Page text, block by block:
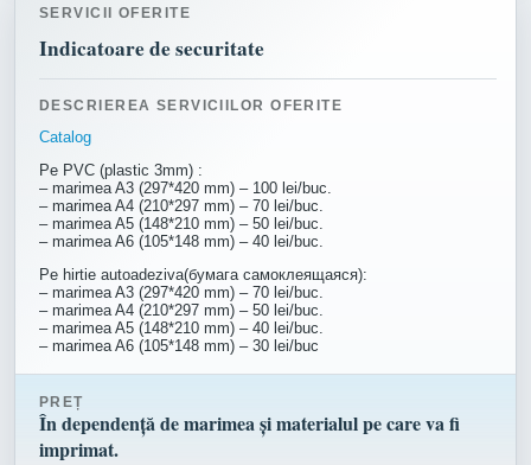
SERVICII OFERITE
Indicatoare de securitate
DESCRIEREA SERVICIILOR OFERITE
Catalog
Pe PVC (plastic 3mm) :
– marimea A3 (297*420 mm) – 100 lei/buc.
– marimea A4 (210*297 mm) – 70 lei/buc.
– marimea A5 (148*210 mm) – 50 lei/buc.
– marimea A6 (105*148 mm) – 40 lei/buc.
Pe hirtie autoadeziva(бумага самоклеящаяся):
– marimea A3 (297*420 mm) – 70 lei/buc.
– marimea A4 (210*297 mm) – 50 lei/buc.
– marimea A5 (148*210 mm) – 40 lei/buc.
– marimea A6 (105*148 mm) – 30 lei/buc
PREȚ
În dependență de marimea și materialul pe care va fi
imprimat.